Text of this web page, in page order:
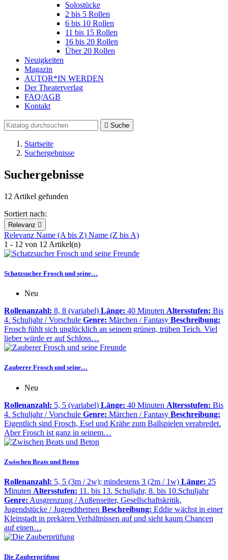
Solostücke
2 bis 5 Rollen
6 bis 10 Rollen
11 bis 15 Rollen
16 bis 20 Rollen
Über 20 Rollen
Neuigkeiten
Magazin
AUTOR*IN WERDEN
Der Theaterverlag
FAQ/AGB
Kontakt
 Suche
Startseite
Suchergebnisse
Suchergebnisse
12 Artikel gefunden
Sortiert nach:
Relevanz 
Relevanz Name (A bis Z) Name (Z bis A)
1 - 12 von 12 Artikel(n)
Schatzsucher Frosch und seine…
Neu
Rollenanzahl: 8, 8 (variabel) Länge: 40 Minuten Altersstufen: Bis
4. Schuljahr / Vorschule Genre: Märchen / Fantasy Beschreibung:
Frosch fühlt sich unglücklich an seinem grünen, trüben Teich. Viel
lieber würde er auf Schloss…
Zauberer Frosch und seine…
Neu
Rollenanzahl: 5, 5 (variabel) Länge: 40 Minuten Altersstufen: Bis
4. Schuljahr / Vorschule Genre: Märchen / Fantasy Beschreibung:
Eigentlich sind Frosch, Esel und Krähe zum Ballspielen verabredet.
Aber Frosch ist ganz in seinem…
Zwischen Beats und Beton
Rollenanzahl: 5, 5 (3m / 2w); mindestens 3 (2m / 1w) Länge: 25
Minuten Altersstufen: 11. bis 13. Schuljahr, 8. bis 10.Schuljahr
Genre: Ausgrenzung / Außenseiter, Gesellschaftskritik,
Jugendstücke / Jugendthemen Beschreibung: Eddie wächst in einer
Kleinstadt in prekären Verhältnissen auf und sieht kaum Chancen
auf einen…
Die Zauberprüfung